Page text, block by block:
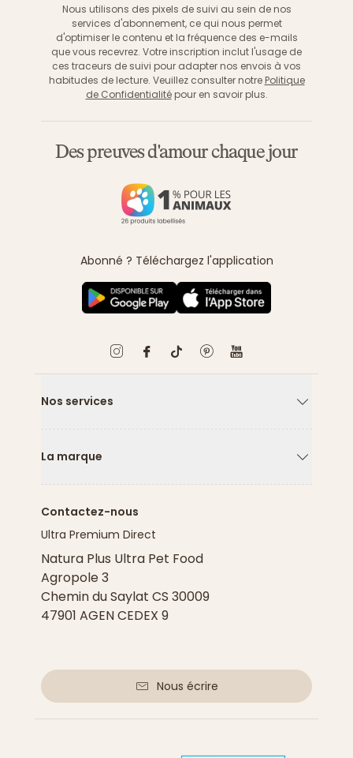
Nous utilisons des pixels de suivi au sein de nos
services d'abonnement, ce qui nous permet
d'optimiser le contenu et la fréquence des e-mails
que vous recevrez. Votre inscription inclut l'usage de
ces traceurs de suivi pour adapter nos envois à vos
habitudes de lecture. Veuillez consulter notre Politique
de Confidentialitépour en savoir plus.
Des preuves d'amour chaque jour
Abonné ? Téléchargez l'application
Nos services
La marque
Contactez-nous
Ultra Premium Direct
Natura Plus Ultra Pet Food
Agropole 3
Chemin du Saylat CS 30009
47901 AGEN CEDEX 9
Nous écrire